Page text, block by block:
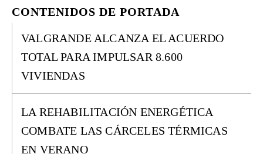
CONTENIDOS DE PORTADA
VALGRANDE ALCANZA EL ACUERDO
TOTAL PARA IMPULSAR 8.600
VIVIENDAS
LA REHABILITACIÓN ENERGÉTICA
COMBATE LAS CÁRCELES TÉRMICAS
EN VERANO